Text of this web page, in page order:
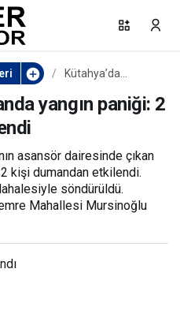
Kütahya’da
yangın paniği: 2 kişi
dumandan
yangın paniği: 2
asansör dairesinde çıkan
kişi dumandan etkilendi.
söndürüldü.
Mahallesi Mursinoğlu
Paylaş